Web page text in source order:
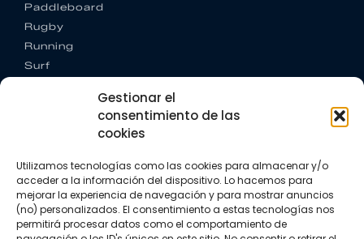
Gestionar el
consentimiento de las
cookies
Utilizamos tecnologías como las cookies para almacenar y/o
acceder a la información del dispositivo. Lo hacemos para
mejorar la experiencia de navegación y para mostrar anuncios
(no) personalizados. El consentimiento a estas tecnologías nos
permitirá procesar datos como el comportamiento de
Paddleboard
Rugby
Running
Surf
CONTACTO
+34 662 342 177
info@vkssport.com
SÍGUENOS